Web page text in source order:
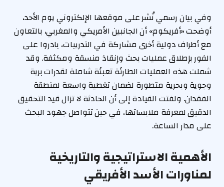
وفي بيان رسمي نُشر على موقعها الإلكتروني يوم الأحد،
أوضحت «أفريكوم» أن الجانبين الأمريكي والمغربي، بالتعاون
مع أطراف دولية أخرى مشاركة في التدريبات، بادروا على
الفور بإطلاق عمليات بحث وإنقاذ منسقة ومكثفة. وقد
شملت هذه العمليات الطارئة تعبئة شاملة لقدرات برية
وجوية وبحرية متطورة لضمان تغطية واسعة لمنطقة
الفقدان. ولفتت القيادة إلى أن الحادثة لا تزال قيد التحقيق
الدقيق لمعرفة ملابساتها، في حين تتواصل جهود البحث
على مدار الساعة.
الأهمية الاستراتيجية والتاريخية
لمناورات الأسد الأفريقي